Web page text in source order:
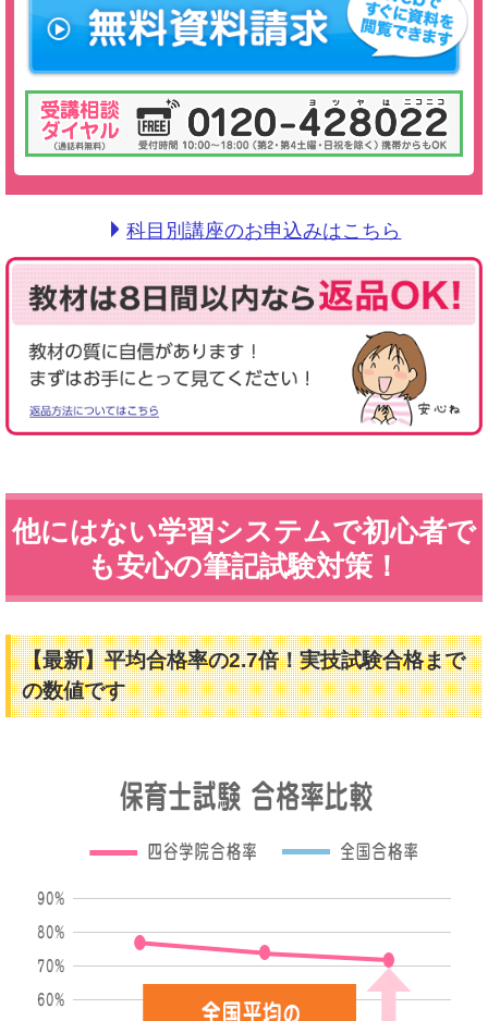
科目別講座のお申込みはこちら
他にはない学習システムで初心者で
も安心の筆記試験対策！
【最新】平均合格率の2.7倍！実技試験合格まで
の数値です